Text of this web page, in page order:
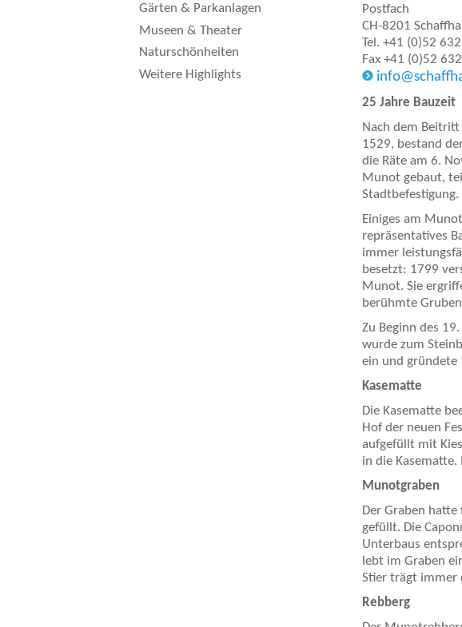
Gärten & Parkanlagen
Museen & Theater
Naturschönheiten
Weitere Highlights
Postfach
CH-8201
Tel. +41 (0)52
Fax +41 (0)52
25 Jahre Bauzeit
Nach dem
1529, bestand
die Räte am 6.
Munot gebaut,
Stadtbefestigung.
Einiges am
repräsentatives
immer
besetzt: 1799
Munot. Sie
berühmte
Zu Beginn des
wurde zum
ein und gründete
Kasematte
Die Kasematte
Hof der neuen
aufgefüllt mit
in die
Munotgraben
Der Graben
gefüllt. Die
Unterbaus
lebt im Graben
Stier trägt immer
Rebberg